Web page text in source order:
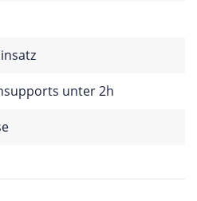
unter 2h